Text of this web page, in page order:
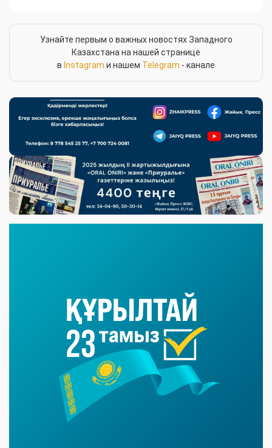
Узнайте первым о важных новостях Западного
Казахстана на нашей странице
в Instagram и нашем Telegram - канале